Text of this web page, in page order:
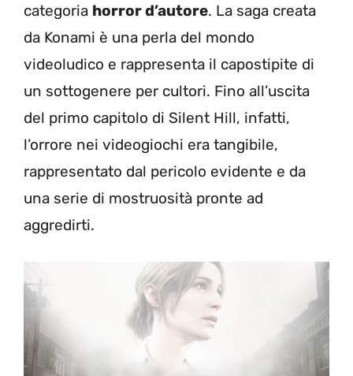
categoria horror d’autore. La saga creata
da Konami è una perla del mondo
videoludico e rappresenta il capostipite di
un sottogenere per cultori. Fino all’uscita
del primo capitolo di Silent Hill, infatti,
l’orrore nei videogiochi era tangibile,
rappresentato dal pericolo evidente e da
una serie di mostruosità pronte ad
aggredirti.